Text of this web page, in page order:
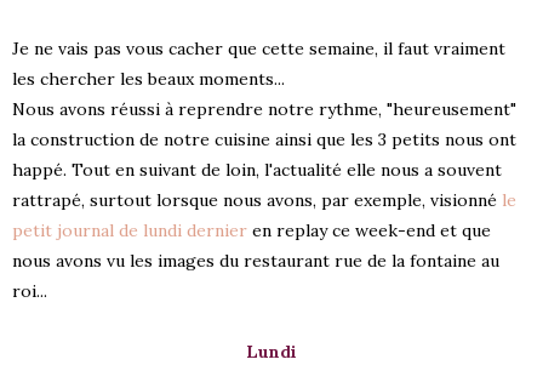
Je ne vais pas vous cacher que cette semaine, il faut vraiment
les chercher les beaux moments...
Nous avons réussi à reprendre notre rythme, "heureusement"
la construction de notre cuisine ainsi que les 3 petits nous ont
happé. Tout en suivant de loin, l'actualité elle nous a souvent
rattrapé, surtout lorsque nous avons, par exemple, visionné le
petit journal de lundi dernier en replay ce week-end et que
nous avons vu les images du restaurant rue de la fontaine au
roi...
Lundi